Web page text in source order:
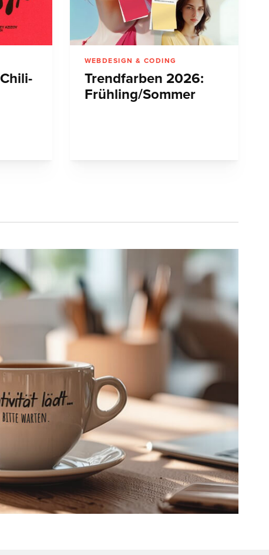
WEBDESIGN & CODING
Trendfarben 2026:
Frühling/Sommer